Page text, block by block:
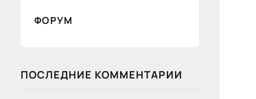
ФОРУМ
ПОСЛЕДНИЕ КОММЕНТАРИИ